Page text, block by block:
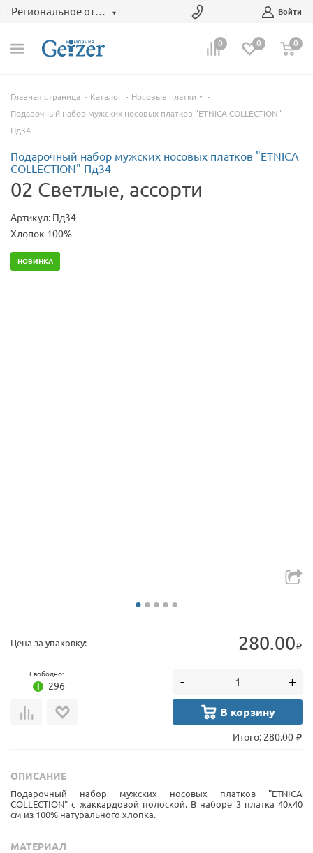
Региональное отделение Войти
0 0 0
Главная страница Каталог
Носовые платки
Подарочный набор мужских носовых платков "ETNICA COLLECTION"
Пд34
Подарочный набор мужских носовых платков "ETNICA
COLLECTION" Пд34
02 Светлые, ассорти
Артикул: Пд34
Хлопок 100%
НОВИНКА
Цена за упаковку: 280.00
Свободно:
296 - +
Итого: 280.00
В корзину
ОПИСАНИЕ
Подарочный набор мужских носовых платков "ETNICA
COLLECTION" с жаккардовой полоской. В наборе 3 платка 40х40
см из 100% натурального хлопка.
МАТЕРИАЛ